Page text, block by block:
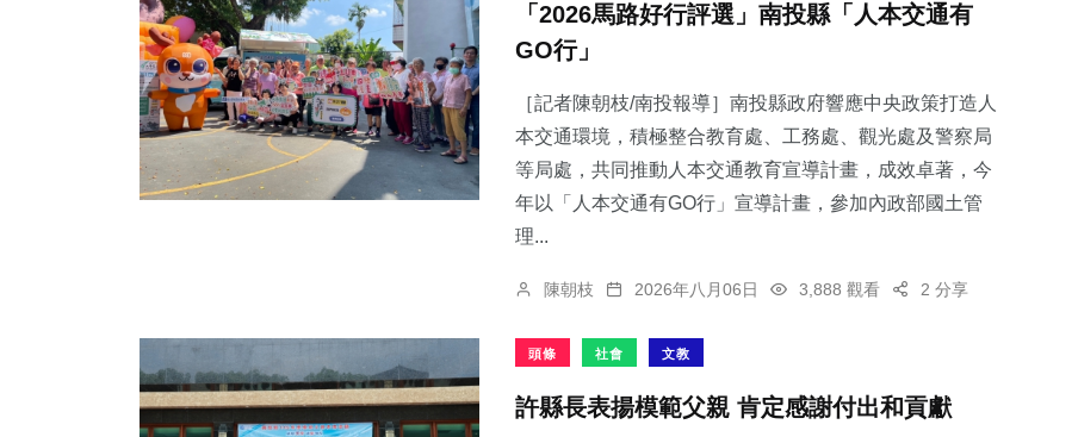
「2026馬路好行評選」南投縣「人本交通有
GO行」
［記者陳朝枝/南投報導］南投縣政府響應中央政策打造人
本交通環境，積極整合教育處、工務處、觀光處及警察局
等局處，共同推動人本交通教育宣導計畫，成效卓著，今
年以「人本交通有GO行」宣導計畫，參加內政部國土管
理...
陳朝枝 2026年八月06日 3,888 觀看 2 分享
頭條 社會 文教
許縣長表揚模範父親 肯定感謝付出和貢獻